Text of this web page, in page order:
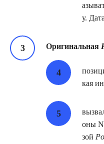
у.
Оригинальная
кая
оны
зой